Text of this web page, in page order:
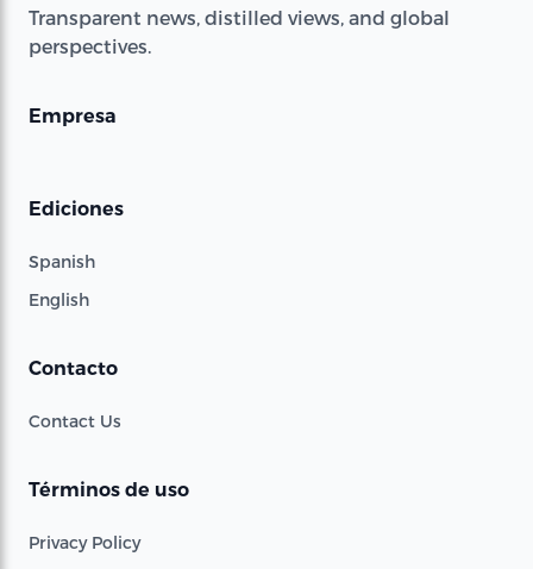
Transparent news, distilled views, and global
perspectives.
Empresa
Ediciones
Spanish
English
Contacto
Contact Us
Términos de uso
Privacy Policy